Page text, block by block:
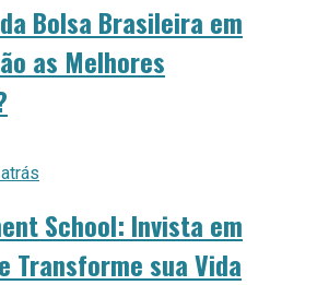
Bolsa Brasileira em
as Melhores
School: Invista em
Transforme sua Vida